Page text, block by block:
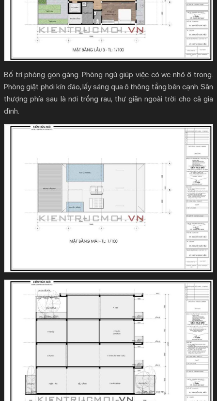
Bố trí phòng gọn gàng. Phòng ngủ giúp việc có wc nhỏ ở trong.
Phòng giặt phơi kín đáo, lấy sáng qua ô thông tầng bên cạnh. Sân
thượng phía sau là nơi trồng rau, thư giãn ngoài trời cho cả gia
đình.